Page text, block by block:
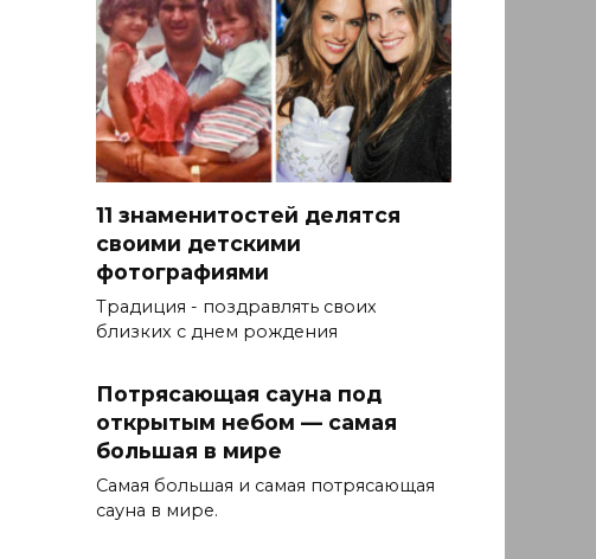
11 знаменитостей делятся
своими детскими
фотографиями
Традиция - поздравлять своих
близких с днем ​​рождения
Потрясающая сауна под
открытым небом — самая
большая в мире
Самая большая и самая потрясающая
сауна в мире.